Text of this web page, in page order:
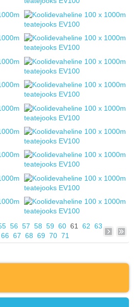
56 57 58 59 60 61 62 63
66 67 68 69 70 71